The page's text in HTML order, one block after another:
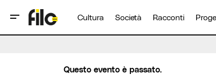
Cultura Società Racconti
Questo evento è passato.